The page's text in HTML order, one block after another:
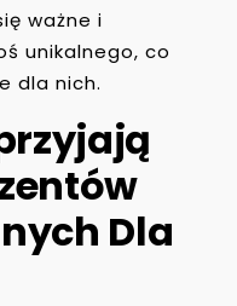
ważne i
unikalnego, co
dla nich.
Dla